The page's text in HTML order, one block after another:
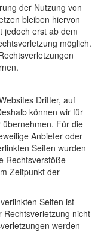
der Nutzung von
bleiben hiervon
jedoch erst ab dem
möglich.
Dritter, auf
können wir für
Für die
Anbieter oder
Seiten wurden
Rechtsverstöße
Zeitpunkt der
Seiten ist
nicht
werden